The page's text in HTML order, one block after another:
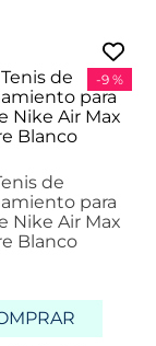
-9 %
de
para
Nike Air Max
Blanco